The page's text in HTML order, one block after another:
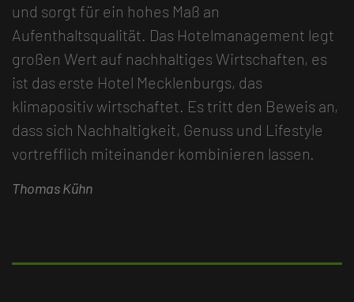
und sorgt für ein hohes Maß an
Aufenthaltsqualität. Das Hotelmanagement legt
großen Wert auf nachhaltiges Wirtschaften, es
ist das erste Hotel Mecklenburgs, das
klimapositiv wirtschaftet. Es tritt den Beweis an,
dass sich Nachhaltigkeit, Genuss und Lifestyle
vortrefflich miteinander kombinieren lassen.
Thomas Kühn